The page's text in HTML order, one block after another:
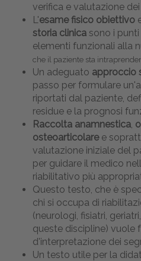
verifica e valutazione
L'esame fisico obiettivo
storia clinica sono i
elementi funzionali alla
che il paziente sta
Un adeguato approccio
passo per formulare
riportati dal paziente,
residue e la prognosi
Raccolta anamnestica
osteoarticolare e
valutazione iniziale del
per guidare il medico
riabilitativo più
Questo testo, che è
chi si occupa di
(neurologi, fisiatri,
queste discipline) vuole
d'interpretazione dei
Un testo utile per la